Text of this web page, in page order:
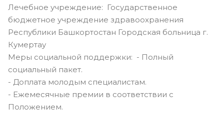
Лечебное учреждение: Государственное
бюджетное учреждение здравоохранения
Республики Башкортостан Городская больница г.
Кумертау
Меры социальной поддержки: - Полный
социальный пакет.
- Доплата молодым специалистам.
- Ежемесячные премии в соответствии с
Положением.